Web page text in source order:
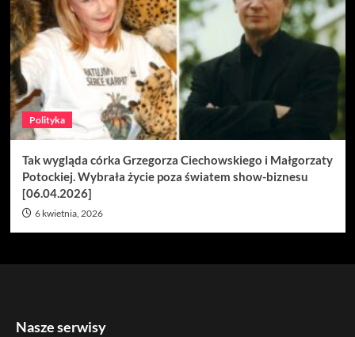
Polityka
Tak wygląda córka Grzegorza Ciechowskiego i Małgorzaty
Potockiej. Wybrała życie poza światem show-biznesu
[06.04.2026]
6 kwietnia, 2026
Nasze serwisy